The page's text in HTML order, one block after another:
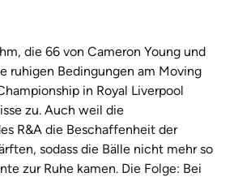
die 66 von Cameron Young und
ruhigen Bedingungen am Moving
in Royal Liverpool
zu. Auch weil die
R&A die Beschaffenheit der
sodass die Bälle nicht mehr so
zur Ruhe kamen. Die Folge: Bei